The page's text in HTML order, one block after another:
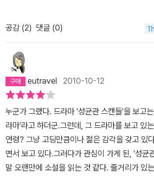
에서 책은 훨씬 더 당당하고 자유롭다. 이를테면
드라마에선 모두 독상을 받았는데 성균관에서
을 제공하진 못했다. 무심코 지나칠 수 있는 장면
여하는 것 같아서 만족스러웠다.드라마에서는
박사 정약용이 참 마음에 들었는데, 원작 1권에
이 너무 적다. 어쩔 수 없는 부분이다. 그래도
장면에서 그를 다독이는 모습은 내가 기대하는
이었다.'너는 학문에만 전념하여 하루라도 빨리
로 오라. 내 너의 미려한 용모를 기억하고 있겠
고 있는 윤희에게는 날벼락이고 사정을 알고 있
밌는 장면이다. '나에게 오라'는 전제 군주가 할
가가 인물들을 통하여자신의 생각을 아주 잘
설이라고 생각한다.1권에서는 윤희가 어찌어지
하여 성균관에 들어가 선준을 사모하게되고 선
이 없는 윤희에게 여성스러움을 느끼면서 미묘
용하와 재신은 이 둘의 러브라인의 긴장을 고조
있다.1)선준에게 자신이 여성임을 밝히고 당당하
전하고싶지만 절대로 그럴 수 없는윤희2) 분명
만해있지만 윤희가여자라고는 꿈에고 모르고
브라인을타고 투영되는인생관, 정치관, 사회관
또 그나름대로 윤희에게 마음이 끌리는 것을 어
윤희을 언제나 의심한다 여자가아닐까.... 그러
남자라고 잠정 결론을 내린다일련의 이러한 과
야하니 이거 참 낭패로다. 하지만 임금의 명을
이요, 울며 겨자 먹기로 성균관에 들어가니, 그나
준과 함께 있을 수 있다는 것이었다. 성균관에
미친 말(걸오)라는 이름을 가진 남자였고, 윤희
고 의심하는 여림 구용하도 만만찮게 신경쓰인
나날 1권은 윤희의 어린 시절과 가정 형편, 생원
등과 더불어 좌의정의 아들 이선준과의 만남, 걸
그들과 우정(?)을 쌓아가는 이야기로 진행된다
노론이라고 질색팔색을 하던 걸오도 점점 이선
가 달라지고, 여림 역시 어떻게든 윤희의 정체
고 점점 윤희의 인간적인 모습에 호감을 느끼게
남자인지 여자인지 상관없다, 오히려 남자면 좋
용화와 함께 '잘금4인방'으로 불리우며여자인
생 윤식과 바꿔치기할 날만을 꼽으며 생활을 하
되어 있던터라 오랜만에 접하게 된 달달한 연애
웠다.그냥 고리타분하다고만 생각될 수 있는 성
게 풀어내주어서 더 쉽고 술술 읽을 수 있었던
달달해서인지 간혹..아니 자주 손발이 오그라드
듯.. ㅎㅎ
마 신선...^^내용 자체는 흥미진진하고 괜시리
래요...드라마가 어떻게 될지 기대가 되는 소설
적으로 좋아하는 배우로상상하면서 읽으면 더
요..^^
공감 (2) 댓글 (0)
eutravel 2010-10-12
누군가 그랬다. 드라마 '성균관 스캔들'을 보고
라마'라고 하더군.그런데, 그 드라마를 보고 있
연령? 그냥 고딩만큼이나 젊은 감각을 갖고 있
면서 보고 있다.그러다가 관심이 가게 된, '성균
말 오랜만에 소설을 읽는 것 같다. 줄거리가 있